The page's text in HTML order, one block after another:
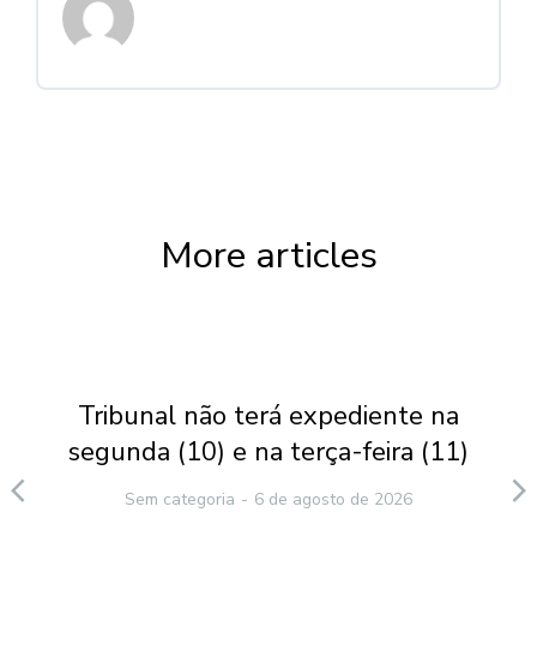
More articles
Tribunal não terá expediente na
segunda (10) e na terça-feira (11)
Sem categoria 6 de agosto de 2026